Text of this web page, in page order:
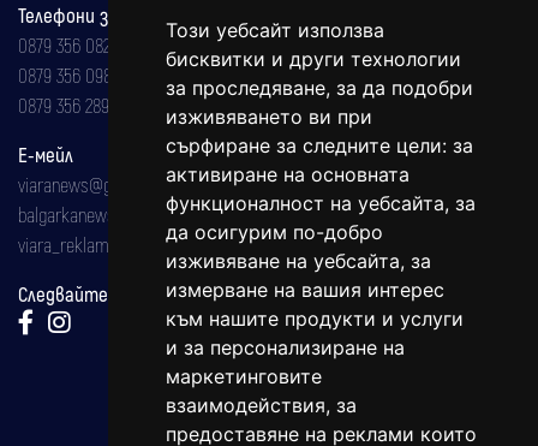
Този уебсайт използва
бисквитки и други технологии
за проследяване, за да подобри
изживяването ви при
сърфиране за следните цели: за
активиране на основната
функционалност на уебсайта, за
да осигурим по-добро
изживяване на уебсайта, за
измерване на вашия интерес
към нашите продукти и услуги
и за персонализиране на
маркетинговите
взаимодействия, за
предоставяне на реклами които
Телефони за реклама и абонаменти
0879 356 082
0879 356 098
0879 356 289
Е-мейл
viaranews@gmail.com
balgarkanews@gmail.com
viara_reklama@mail.bg
Следвайте ни: